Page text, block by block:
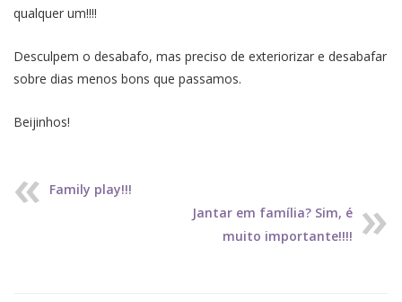
qualquer um!!!!
Desculpem o desabafo, mas preciso de exteriorizar e desabafar
sobre dias menos bons que passamos.
Beijinhos!
Family play!!!
Jantar em família? Sim, é
muito importante!!!!